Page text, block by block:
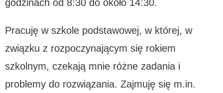
godzinach od 8:30 do około 14:30.
Pracuję w szkole podstawowej, w której, w
związku z rozpoczynającym się rokiem
szkolnym, czekają mnie różne zadania i
problemy do rozwiązania. Zajmuję się m.in.